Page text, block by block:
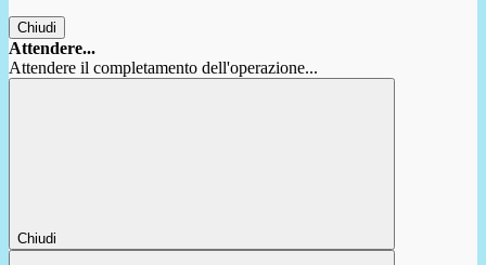
Chiudi
Attendere...
Attendere il completamento dell'operazione...
Chiudi